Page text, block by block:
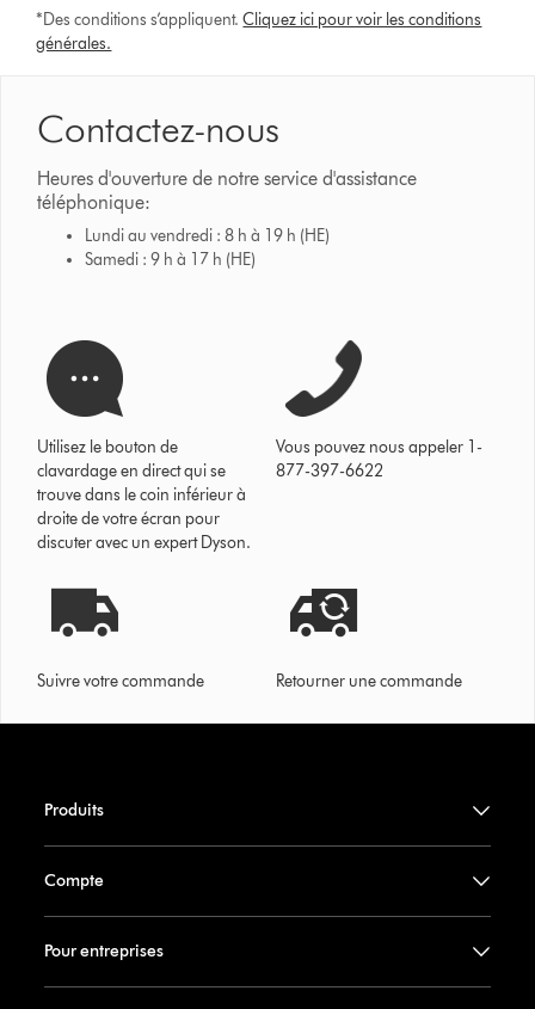
*Des conditions s’appliquent.Cliquez ici pour voir les conditions
générales.
Contactez-nous
Heures d'ouverture de notre service d'assistance
téléphonique:
Lundi au vendredi : 8 h à 19 h (HE)
Samedi : 9 h à 17 h (HE)
Utilisez le bouton de
clavardage en direct qui se
trouve dans le coin inférieur à
droite de votre écran pour
discuter avec un expert Dyson.
Vous pouvez nous appeler 1-
877-397-6622
Suivre votre commande Retourner une commande
Produits
Compte
Pour entreprises